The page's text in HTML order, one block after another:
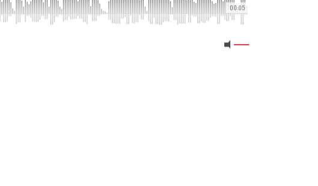
00:05